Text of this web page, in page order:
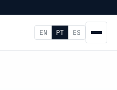
EN PT ES